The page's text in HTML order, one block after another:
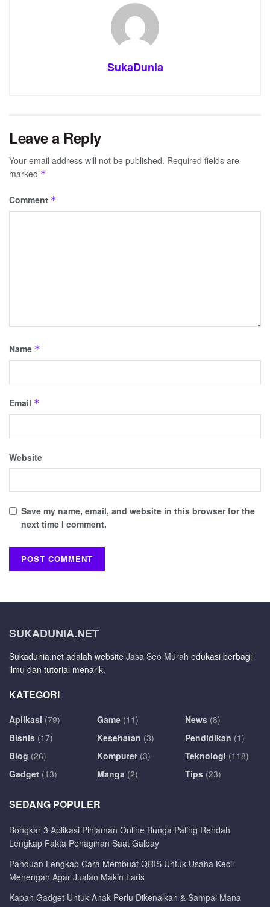
SukaDunia
Leave a Reply
Your email address will not be published. Required fields are
marked *
Comment *
Name *
Email *
Website
Save my name, email, and website in this browser for the
next time I comment.
SUKADUNIA.NET
Sukadunia.net adalah website Jasa Seo Murah edukasi berbagi
ilmu dan tutorial menarik.
KATEGORI
Aplikasi (79)
Bisnis (17)
Blog (26)
Gadget (13)
Game (11)
Kesehatan (3)
Komputer(3)
Manga (2)
News (8)
Pendidikan (1)
Teknologi (118)
Tips (23)
SEDANG POPULER
Bongkar 3 Aplikasi Pinjaman Online Bunga Paling Rendah
Lengkap Fakta Penagihan Saat Galbay
Panduan Lengkap Cara Membuat QRIS Untuk Usaha Kecil
Menengah Agar Jualan Makin Laris
Kapan Gadget Untuk Anak Perlu Dikenalkan & Sampai Mana